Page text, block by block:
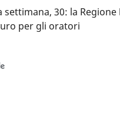
settimana, 30: la
per gli oratori